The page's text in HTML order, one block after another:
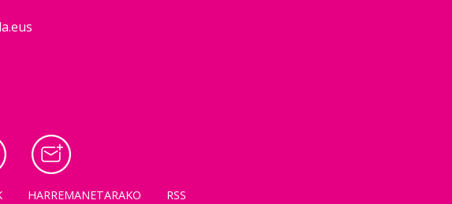
HARREMANETARAKO RSS